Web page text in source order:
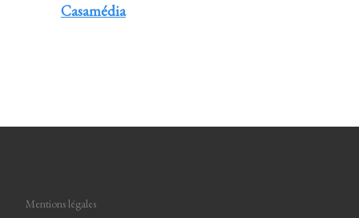
Casamédia
Mentions légales